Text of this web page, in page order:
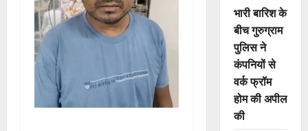
भारी बारिश के
बीच गुरुग्राम
पुलिस ने
कंपनियों से
वर्क फ्रॉम
होम की अपील
की